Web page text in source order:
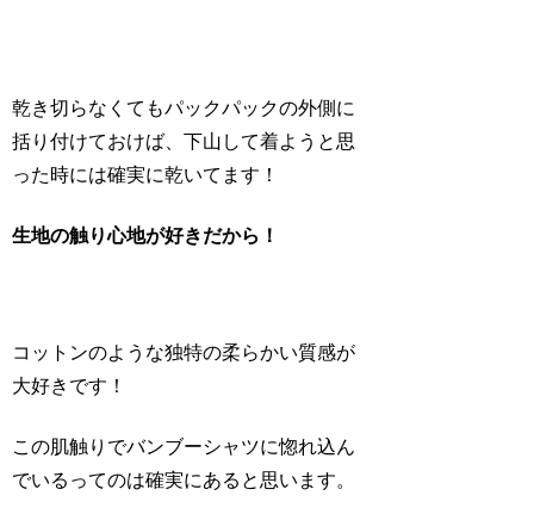
乾き切らなくてもパックパックの外側に
括り付けておけば、下山して着ようと思
った時には確実に乾いてます！
生地の触り心地が好きだから！
コットンのような独特の柔らかい質感が
大好きです！
この肌触りでバンブーシャツに惚れ込ん
でいるってのは確実にあると思います。